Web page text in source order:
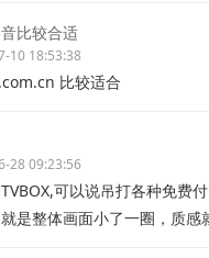
比较合适
10 18:53:38
比较适合
28 09:23:56
可以说吊打各种免费
是整体画面小了一圈，质感